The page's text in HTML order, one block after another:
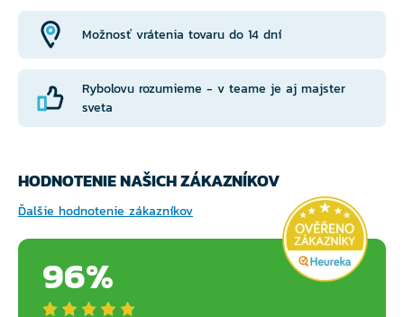
Možnosť vrátenia tovaru do 14 dní
Rybolovu rozumieme - v teame je aj majster
sveta
HODNOTENIE NAŠICH ZÁKAZNÍKOV
Ďalšie hodnotenie zákazníkov
96%